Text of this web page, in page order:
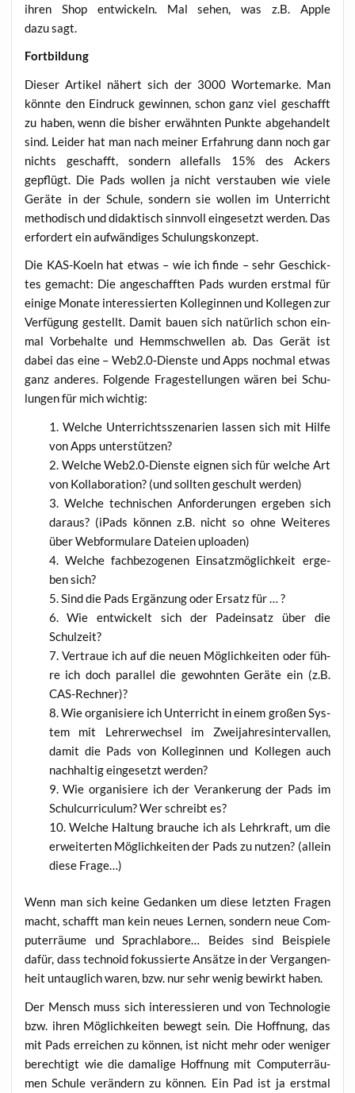
ihren Shop ent­wi­ckeln. Mal sehen, was z.B. Apple
dazu sagt.
Fort­bil­dung
Die­ser Arti­kel nähert sich der 3000 Worte­mar­ke. Man
könn­te den Ein­druck gewin­nen, schon ganz viel geschafft
zu haben, wenn die bis­her erwähn­ten Punk­te abge­han­delt
sind. Lei­der hat man nach mei­ner Erfah­rung dann noch gar
nichts geschafft, son­dern alle­falls 15% des Ackers
gepflügt. Die Pads wol­len ja nicht ver­stau­ben wie vie­le
Gerä­te in der Schu­le, son­dern sie wol­len im Unter­richt
metho­disch und didak­tisch sinn­voll ein­ge­setzt wer­den. Das
erfor­dert ein auf­wän­di­ges Schulungskonzept.
Die KAS-Koeln hat etwas – wie ich fin­de – sehr Geschick­
tes gemacht: Die ange­schaff­ten Pads wur­den erst­mal für
eini­ge Mona­te inter­es­sier­ten Kol­le­gin­nen und Kol­le­gen zur
Ver­fü­gung gestellt. Damit bau­en sich natür­lich schon ein­
mal Vor­be­hal­te und Hemm­schwel­len ab. Das Gerät ist
dabei das eine – Web2.0‑Dienste und Apps noch­mal etwas
ganz ande­res. Fol­gen­de Fra­ge­stel­lun­gen wären bei Schu­
lun­gen für mich wichtig:
Wel­che Unter­richts­sze­na­ri­en las­sen sich mit Hil­fe
von Apps unterstützen?
Wel­che Web2.0‑Dienste eig­nen sich für wel­che Art
von Kol­la­bo­ra­ti­on? (und soll­ten geschult werden)
Wel­che tech­ni­schen Anfor­de­run­gen erge­ben sich
dar­aus? (iPads kön­nen z.B. nicht so ohne Wei­te­res
über Web­for­mu­la­re Datei­en uploaden)
Wel­che fach­be­zo­ge­nen Ein­satz­mög­lich­keit erge­
ben sich?
Sind die Pads Ergän­zung oder Ersatz für … ?
Wie ent­wi­ckelt sich der Pad­ein­satz über die
Schulzeit?
Ver­traue ich auf die neu­en Mög­lich­kei­ten oder füh­
re ich doch par­al­lel die gewohn­ten Gerä­te ein (z.B.
CAS-Rechner)?
Wie orga­ni­sie­re ich Unter­richt in einem gro­ßen Sys­
tem mit Leh­rer­wech­sel im Zwei­jah­res­in­ter­val­len,
damit die Pads von Kol­le­gin­nen und Kol­le­gen auch
nach­hal­tig ein­ge­setzt werden?
Wie orga­ni­sie­re ich der Ver­an­ke­rung der Pads im
Schul­cur­ri­cu­lum? Wer schreibt es?
Wel­che Hal­tung brau­che ich als Lehr­kraft, um die
erwei­ter­ten Mög­lich­kei­ten der Pads zu nut­zen? (allein
die­se Frage…)
Wenn man sich kei­ne Gedan­ken um die­se letz­ten Fra­gen
macht, schafft man kein neu­es Ler­nen, son­dern neue Com­
pu­ter­räu­me und Sprach­la­bo­re… Bei­des sind Bei­spie­le
dafür, dass tech­no­id fokus­sier­te Ansät­ze in der Ver­gan­gen­
heit untaug­lich waren, bzw. nur sehr wenig bewirkt haben.
Der Mensch muss sich inter­es­sie­ren und von Tech­no­lo­gie
bzw. ihren Mög­lich­kei­ten bewegt sein. Die Hoff­nung, das
mit Pads errei­chen zu kön­nen, ist nicht mehr oder weni­ger
berech­tigt wie die dama­li­ge Hoff­nung mit Com­pu­ter­räu­
men Schu­le ver­än­dern zu kön­nen. Ein Pad ist ja erst­mal